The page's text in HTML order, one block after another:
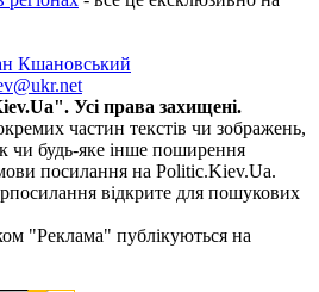
Кшановський
Усі права захищені.
частин текстів чи зображень,
чи будь-яке інше поширення
посилання на Politic.Kiev.Ua.
відкрите для пошукових
"Реклама" публікуються на